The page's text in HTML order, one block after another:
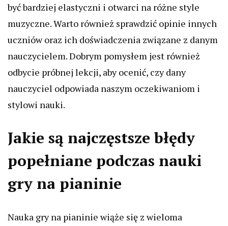
być bardziej elastyczni i otwarci na różne style
muzyczne. Warto również sprawdzić opinie innych
uczniów oraz ich doświadczenia związane z danym
nauczycielem. Dobrym pomysłem jest również
odbycie próbnej lekcji, aby ocenić, czy dany
nauczyciel odpowiada naszym oczekiwaniom i
stylowi nauki.
Jakie są najczęstsze błędy
popełniane podczas nauki
gry na pianinie
Nauka gry na pianinie wiąże się z wieloma